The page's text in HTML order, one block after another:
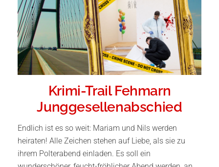
Krimi-Trail Fehmarn
Junggesellenabschied
Endlich ist es so weit: Mariam und Nils werden
heiraten! Alle Zeichen stehen auf Liebe, als sie zu
ihrem Polterabend einladen. Es soll ein